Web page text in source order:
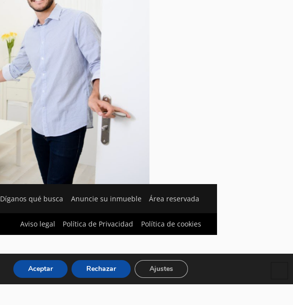
Díganos qué busca Anuncie su inmueble Área reservada
Aviso legal Política de Privacidad Política de cookies
Aceptar Rechazar Ajustes